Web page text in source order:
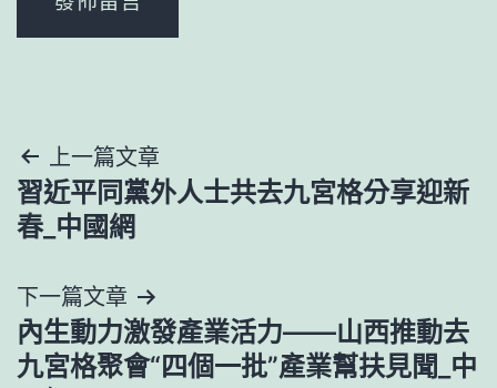
文
章
覽
上一篇文章
習近平同黨外人士共去九宮格分享迎新
春_中國網
下一篇文章
內生動力激發產業活力——山西推動去
九宮格聚會“四個一批”產業幫扶見聞_中